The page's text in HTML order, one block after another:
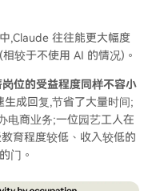
,Claude 往往能更大幅度
较于不使用 AI 的情况)。
岗位的受益程度同样不容小
生成回复,节省了大量时间;
电商业务;一位园艺工人在
育程度较低、收入较低的
门。